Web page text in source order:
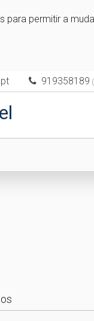
para permitir a
919358189